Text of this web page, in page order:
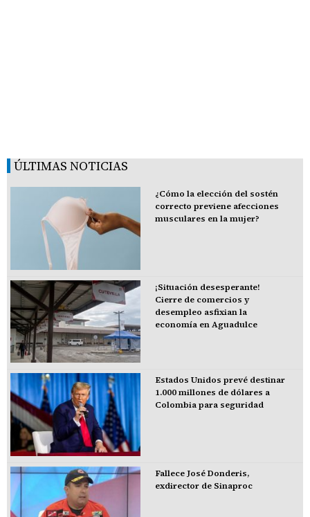
ÚLTIMAS NOTICIAS
¿Cómo la elección del sostén
correcto previene afecciones
musculares en la mujer?
¡Situación desesperante!
Cierre de comercios y
desempleo asfixian la
economía en Aguadulce
Estados Unidos prevé destinar
1.000 millones de dólares a
Colombia para seguridad
Fallece José Donderis,
exdirector de Sinaproc